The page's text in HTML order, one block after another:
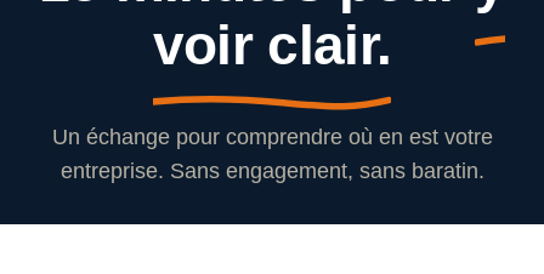
voir clair.
Un échange pour comprendre où en est votre
entreprise. Sans engagement, sans baratin.